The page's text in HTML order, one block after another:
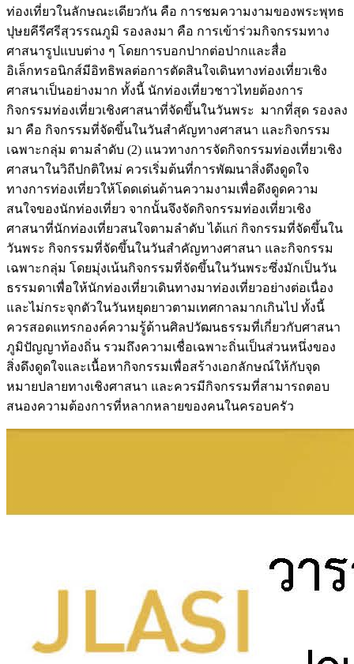
ท่องเที่ยวในลักษณะเดียวกัน คือ การชมความงามของพระพุทธ
ปุษยคีรีศรีสุวรรณภูมิ รองลงมา คือ การเข้าร่วมกิจกรรมทาง
ศาสนารูปแบบต่าง ๆ โดยการบอกปากต่อปากและสื่อ
อิเล็กทรอนิกส์มีอิทธิพลต่อการตัดสินใจเดินทางท่องเที่ยวเชิง
ศาสนาเป็นอย่างมาก ทั้งนี้ นักท่องเที่ยวชาวไทยต้องการ
กิจกรรมท่องเที่ยวเชิงศาสนาที่จัดขึ้นในวันพระ มากที่สุด รองลง
มา คือ กิจกรรมที่จัดขึ้นในวันสำคัญทางศาสนา และกิจกรรม
เฉพาะกลุ่ม ตามลำดับ (2) แนวทางการจัดกิจกรรมท่องเที่ยวเชิง
ศาสนาในวิถีปกติใหม่ ควรเริ่มต้นที่การพัฒนาสิ่งดึงดูดใจ
ทางการท่องเที่ยวให้โดดเด่นด้านความงามเพื่อดึงดูดความ
สนใจของนักท่องเที่ยว จากนั้นจึงจัดกิจกรรมท่องเที่ยวเชิง
ศาสนาที่นักท่องเที่ยวสนใจตามลำดับ ได้แก่ กิจกรรมที่จัดขึ้นใน
วันพระ กิจกรรมที่จัดขึ้นในวันสำคัญทางศาสนา และกิจกรรม
เฉพาะกลุ่ม โดยมุ่งเน้นกิจกรรมที่จัดขึ้นในวันพระซึ่งมักเป็นวัน
ธรรมดาเพื่อให้นักท่องเที่ยวเดินทางมาท่องเที่ยวอย่างต่อเนื่อง
และไม่กระจุกตัวในวันหยุดยาวตามเทศกาลมากเกินไป ทั้งนี้
ควรสอดแทรกองค์ความรู้ด้านศิลปวัฒนธรรมที่เกี่ยวกับศาสนา
ภูมิปัญญาท้องถิ่น รวมถึงความเชื่อเฉพาะถิ่นเป็นส่วนหนึ่งของ
สิ่งดึงดูดใจและเนื้อหากิจกรรมเพื่อสร้างเอกลักษณ์ให้กับจุด
หมายปลายทางเชิงศาสนา และควรมีกิจกรรมที่สามารถตอบ
สนองความต้องการที่หลากหลายของคนในครอบครัว